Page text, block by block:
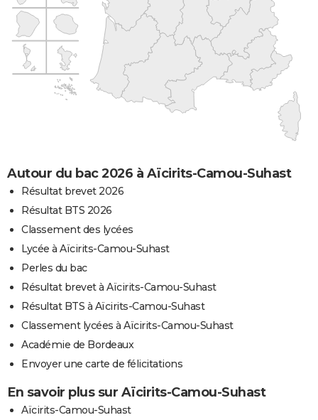
Autour du bac 2026 à Aïcirits-Camou-Suhast
Résultat brevet 2026
Résultat BTS 2026
Classement des lycées
Lycée à Aïcirits-Camou-Suhast
Perles du bac
Résultat brevet à Aïcirits-Camou-Suhast
Résultat BTS à Aïcirits-Camou-Suhast
Classement lycées à Aïcirits-Camou-Suhast
Académie de Bordeaux
Envoyer une carte de félicitations
En savoir plus sur Aïcirits-Camou-Suhast
Aïcirits-Camou-Suhast